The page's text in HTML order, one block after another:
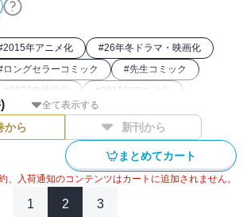
2015年アニメ化 #26年冬ドラマ・映画化
ロングセラーコミック #先生コミック
#2026年映画化 #2016年アニメ化
全て表示する
から 新刊から
まとめてカート
、入荷通知のコンテンツはカートに追加されません。
1 2 3